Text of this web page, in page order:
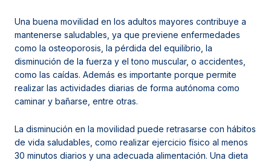
Una buena movilidad en los adultos mayores contribuye a
mantenerse saludables, ya que previene enfermedades
como la osteoporosis, la pérdida del equilibrio, la
disminución de la fuerza y el tono muscular, o accidentes,
como las caídas. Además es importante porque permite
realizar las actividades diarias de forma autónoma como
caminar y bañarse, entre otras.
La disminución en la movilidad puede retrasarse con hábitos
de vida saludables, como realizar ejercicio físico al menos
30 minutos diarios y una adecuada alimentación. Una dieta